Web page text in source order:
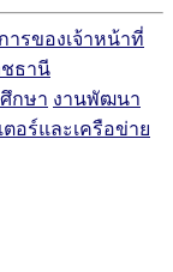
รของเจ้าหน้าที่
ธานี
กษา งานพัฒนา
อร์และเครือข่าย